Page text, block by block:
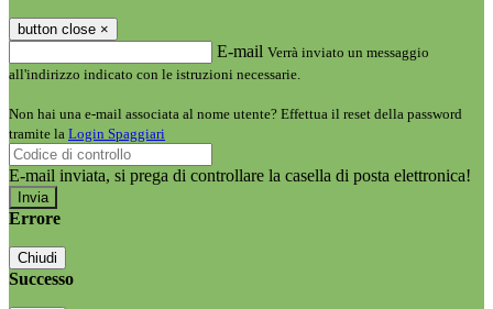
button close ×
E-mail Verrà inviato un messaggio
all'indirizzo indicato con le istruzioni necessarie.
Non hai una e-mail associata al nome utente? Effettua il reset della password
tramite la Login Spaggiari
E-mail inviata, si prega di controllare la casella di posta elettronica!
Errore
Chiudi
Successo